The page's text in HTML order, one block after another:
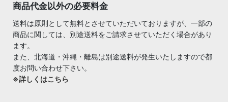
商品代金以外の必要料金
送料は原則として無料とさせていただいておりますが、一部の
商品に関しては、別途送料をご請求させていただく場合があり
ます。
また、北海道・沖縄・離島は別途送料が発生いたしますので都
度お問い合わせ下さい。
※詳しくはこちら